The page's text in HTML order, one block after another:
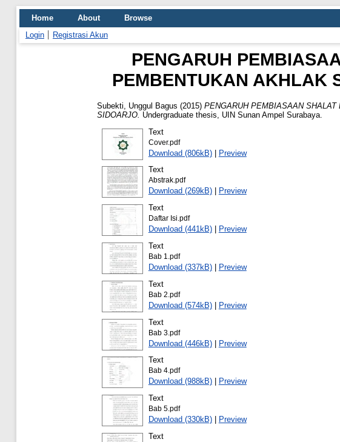
Home About
Browse
Login
Registrasi Akun
PENGARUH
PEMBENTUKAN AKHLAK
Subekti, Unggul Bagus (2015) PENGARUH PEMBIASAAN
SIDOARJO. Undergraduate thesis, UIN Sunan Ampel Surabaya.
Text
Cover.pdf
Download (806kB)| Preview
Text
Abstrak.pdf
Download (269kB)|
Preview
Text
Daftar Isi.pdf
Download (441kB)|
Preview
Text
Bab 1.pdf
Download (337kB)|
Preview
Text
Bab 2.pdf
Download (574kB)|
Preview
Text
Bab 3.pdf
Download (446kB)| Preview
Text
Bab 4.pdf
Download (988kB)|
Preview
Text
Bab 5.pdf
Download (330kB)|
Preview
Text